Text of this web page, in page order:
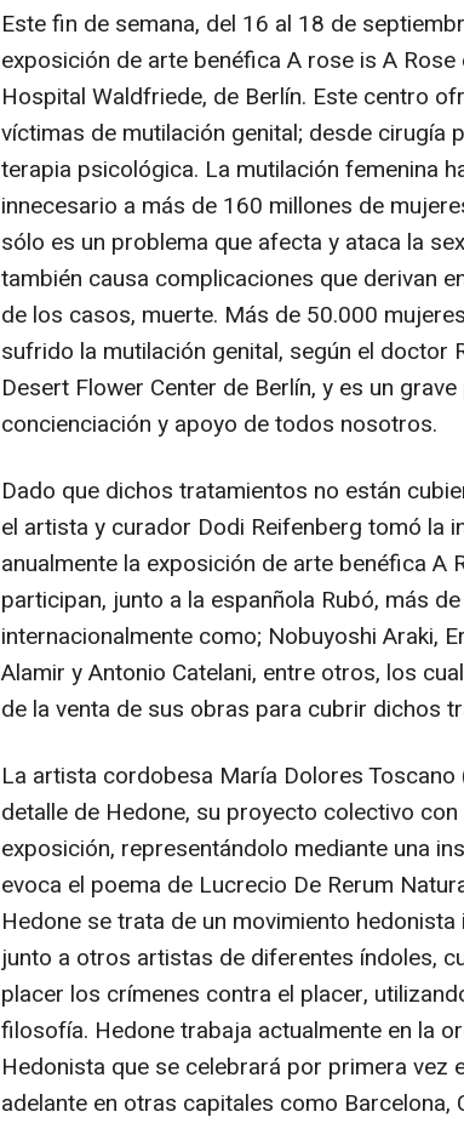
Este fin de semana, del 16 al 18 de
exposición de arte benéfica A rose is A
Hospital Waldfriede, de Berlín. Este centro
víctimas de mutilación genital; desde cirugía
terapia psicológica. La mutilación femenina
innecesario a más de 160 millones de
sólo es un problema que afecta y ataca la
también causa complicaciones que derivan
de los casos, muerte. Más de 50.000
sufrido la mutilación genital, según el doctor
Desert Flower Center de Berlín, y es un
concienciación y apoyo de todos nosotros.
Dado que dichos tratamientos no están
el artista y curador Dodi Reifenberg tomó la
anualmente la exposición de arte benéfica A
participan, junto a la espanñola Rubó, más
internacionalmente como; Nobuyoshi Araki,
Alamir y Antonio Catelani, entre otros, los
de la venta de sus obras para cubrir dichos
La artista cordobesa María Dolores
detalle de Hedone, su proyecto colectivo
exposición, representándolo mediante una
evoca el poema de Lucrecio De Rerum
Hedone se trata de un movimiento
junto a otros artistas de diferentes índoles,
placer los crímenes contra el placer,
filosofía. Hedone trabaja actualmente en la
Hedonista que se celebrará por primera vez
adelante en otras capitales como Barcelona,